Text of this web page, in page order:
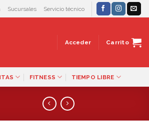
Sucursales Servicio técnico
Acceder Carrito
FITNESS TIEMPO LIBRE